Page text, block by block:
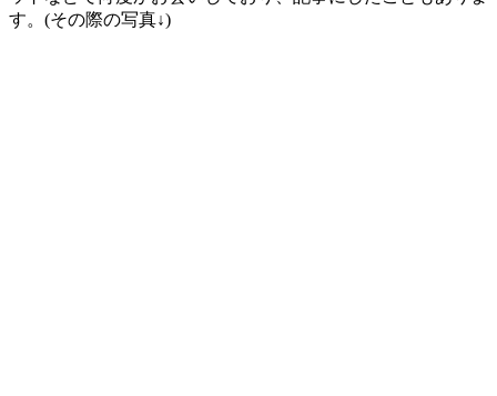
す。(その際の写真↓)